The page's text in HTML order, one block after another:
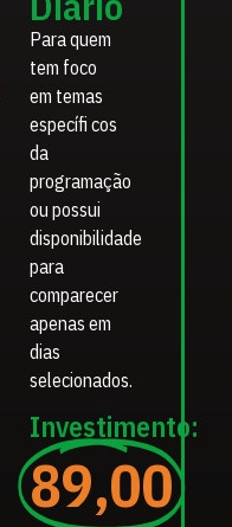
Para quem
tem foco
em temas
específi cos
da
programação
ou possui
disponibilidade
para
comparecer
apenas em
dias
selecionados.
Investimento:
89,00